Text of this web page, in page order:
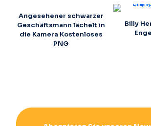
Angesehener schwarzer
Geschäftsmann lächelt in
die Kamera Kostenloses
PNG
Billy